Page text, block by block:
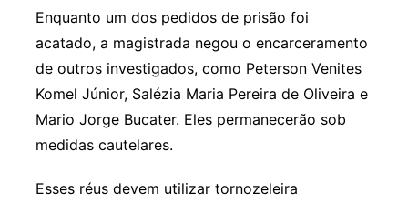
Enquanto um dos pedidos de prisão foi
acatado, a magistrada negou o encarceramento
de outros investigados, como Peterson Venites
Komel Júnior, Salézia Maria Pereira de Oliveira e
Mario Jorge Bucater. Eles permanecerão sob
medidas cautelares.
Esses réus devem utilizar tornozeleira